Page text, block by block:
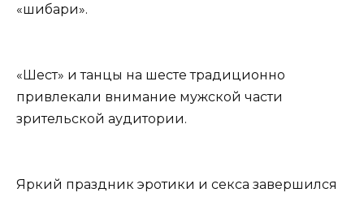
«шибари».
«Шест» и танцы на шесте традиционно
привлекали внимание мужской части
зрительской аудитории.
Яркий праздник эротики и секса завершился